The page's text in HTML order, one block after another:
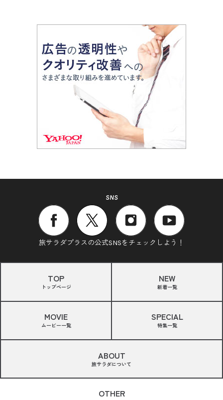
SNS
旅サラダプラスの公式SNSをチェックしよう！
TOP
トップページ
NEW
新着一覧
MOVIE
ムービー一覧
SPECIAL
特集一覧
ABOUT
旅サラダについて
OTHER